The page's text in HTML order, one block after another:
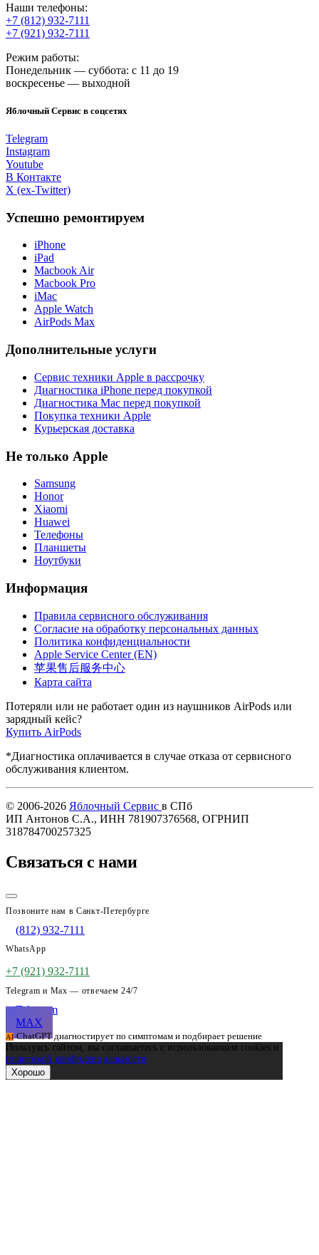
Наши телефоны:
+7 (812) 932-7111
+7 (921) 932-7111
Режим работы:
Понедельник — суббота: с 11 до 19
воскресенье — выходной
Яблочный Сервис в соцсетях
Telegram
Instagram
Youtube
В Контакте
X (ex-Twitter)
Успешно ремонтируем
iPhone
iPad
Macbook Air
Macbook Pro
iMac
Apple Watch
AirPods Max
Дополнительные услуги
Сервис техники Apple в рассрочку
Диагностика iPhone перед покупкой
Диагностика Mac перед покупкой
Покупка техники Apple
Курьерская доставка
Не только Apple
Samsung
Honor
Xiaomi
Huawei
Телефоны
Планшеты
Ноутбуки
Информация
Правила сервисного обслуживания
Согласие на обработку персональных данных
Политика конфиденциальности
Apple Service Center (EN)
苹果售后服务中心
Карта сайта
Потеряли или не работает один из наушников AirPods или
зарядный кейс?
Купить AirPods
*Диагностика оплачивается в случае отказа от сервисного
обслуживания клиентом.
© 2006-2026 Яблочный Сервис в СПб
ИП Антонов С.А., ИНН 781907376568, ОГРНИП
318784700257325
Связаться с нами
Позвоните нам в Санкт-Петербурге
(812) 932-7111
WhatsApp
+7 (921) 932-7111
Telegram и Max — отвечаем 24/7
Telegram
MAX
AI ChatGPT диагностирует по симптомам и подбирает решение
Пользуясь сайтом, вы соглашаетесь с использованием cookies и
политикой конфиденциальности
Хорошо